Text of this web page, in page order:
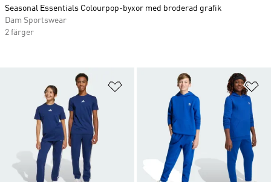
Lägg till på önskelistan
Seasonal Essentials Colourpop-byxor med broderad grafik
Dam Sportswear
2 färger